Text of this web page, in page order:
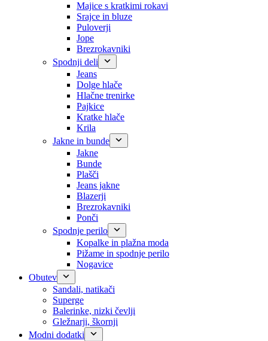
Majice s kratkimi rokavi
Srajce in bluze
Puloverji
Jope
Brezrokavniki
Spodnji deli
Jeans
Dolge hlače
Hlačne trenirke
Pajkice
Kratke hlače
Krila
Jakne in bunde
Jakne
Bunde
Plašči
Jeans jakne
Blazerji
Brezrokavniki
Ponči
Spodnje perilo
Kopalke in plažna moda
Pižame in spodnje perilo
Nogavice
Obutev
Sandali, natikači
Superge
Balerinke, nizki čevlji
Gležnarji, škornji
Modni dodatki